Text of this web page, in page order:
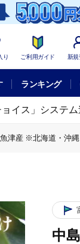
り ご利用ガイド 新規
ランキング
ョイス」システ
津産 ※北海道・沖
中